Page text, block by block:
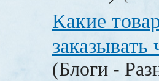
Какие
заказывать
(Блоги -